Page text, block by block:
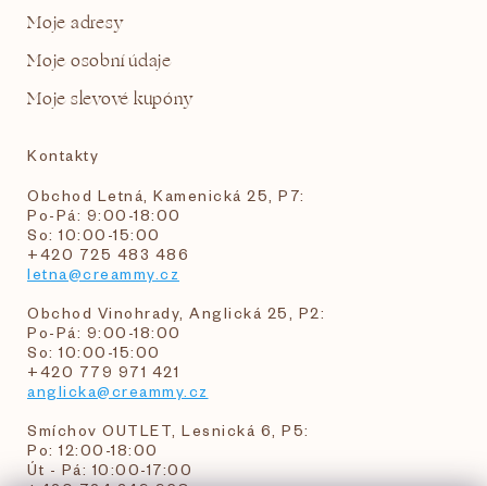
Moje adresy
Moje osobní údaje
Moje slevové kupóny
Kontakty
Obchod Letná, Kamenická 25, P7:
Po-Pá: 9:00-18:00
So: 10:00-15:00
+420 725 483 486
letna@creammy.cz
Obchod Vinohrady, Anglická 25, P2:
Po-Pá: 9:00-18:00
So: 10:00-15:00
+420 779 971 421
anglicka@creammy.cz
Smíchov OUTLET, Lesnická 6, P5:
Po: 12:00-18:00
Út - Pá: 10:00-17:00